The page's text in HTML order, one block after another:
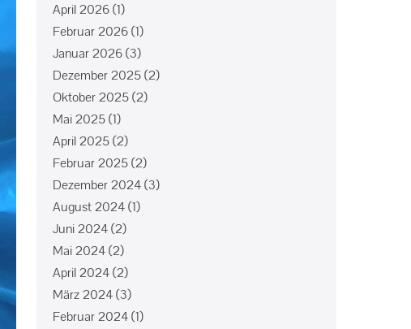
April 2026(1)
Februar 2026(1)
Januar 2026(3)
Dezember 2025(2)
Oktober 2025(2)
Mai 2025(1)
April 2025(2)
Februar 2025(2)
Dezember 2024(3)
August 2024(1)
Juni 2024(2)
Mai 2024(2)
April 2024(2)
März 2024(3)
Februar 2024(1)